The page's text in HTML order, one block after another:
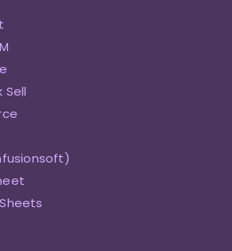
Sell